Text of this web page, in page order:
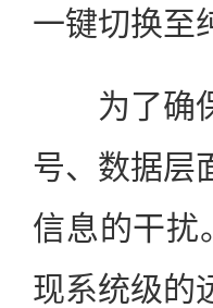
一键切换至
为了确保
号、数据层
信息的干扰
现系统级的